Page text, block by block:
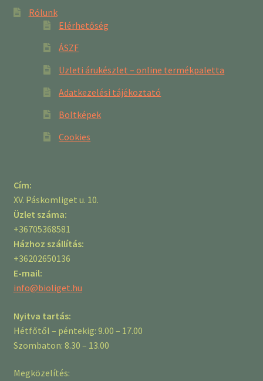
Rólunk
Elérhetőség
ÁSZF
Üzleti árukészlet – online termékpaletta
Adatkezelési tájékoztató
Boltképek
Cookies
Cím:
XV. Páskomliget u. 10.
Üzlet száma:
+36705368581
Házhoz szállítás:
+36202650136
E-mail:
info@bioliget.hu
Nyitva tartás:
Hétfőtől – péntekig: 9.00 – 17.00
Szombaton: 8.30 – 13.00
Megközelítés: